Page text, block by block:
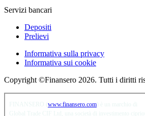
Servizi bancari
Depositi
Prelievi
Informativa sulla privacy
Informativa sui cookie
Copyright ©Finansero 2026. Tutti i diritti